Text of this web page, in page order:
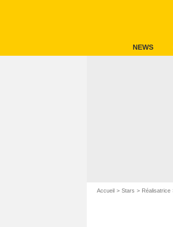
NEWS
Accueil Stars Réalisatrice